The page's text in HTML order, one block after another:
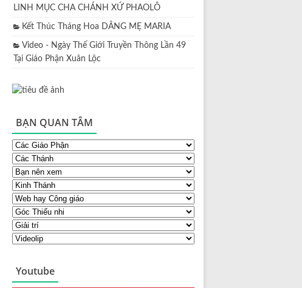
LINH MỤC CHA CHÁNH XỨ PHAOLÔ
Kết Thúc Tháng Hoa DÂNG MẸ MARIA
Video - Ngày Thế Giới Truyền Thông Lần 49
Tại Giáo Phận Xuân Lộc
BẠN QUAN TÂM
Youtube